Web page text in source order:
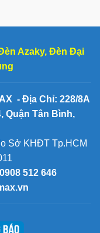
Azaky, Đèn Đại
- Địa Chỉ: 228/8A
Quận Tân Bình,
Sở KHĐT Tp.HCM
512 646